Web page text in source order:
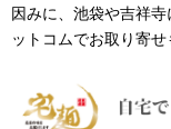
因みに、池袋や吉祥
ットコムでお取り寄せ